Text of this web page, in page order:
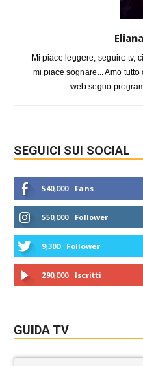
Mi piace leggere, seguire tv,
mi piace sognare... Amo
web seguo
SEGUICI SUI SOCIAL
540,000 Fans
550,000 Follower
9,300 Follower
290,000 Iscritti
GUIDA TV